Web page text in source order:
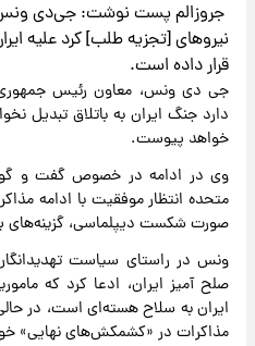
جروزالم پست نوشت: جی‌دی ونس
نیروهای [تجزیه طلب] کرد علیه
قرار داده است.
جی دی ونس، معاون رئیس جمهوری
دارد جنگ ایران به باتلاق تبدیل
خواهد پیوست.
وی در ادامه در خصوص گفت و
متحده انتظار موفقیت با ادامه
صورت شکست دیپلماسی، گزینه‌های
ونس در راستای سیاست
صلح آمیز ایران، ادعا کرد که
ایران به سلاح هسته‌ای است، در
مذاکرات در «کشمکش‌های نهایی»